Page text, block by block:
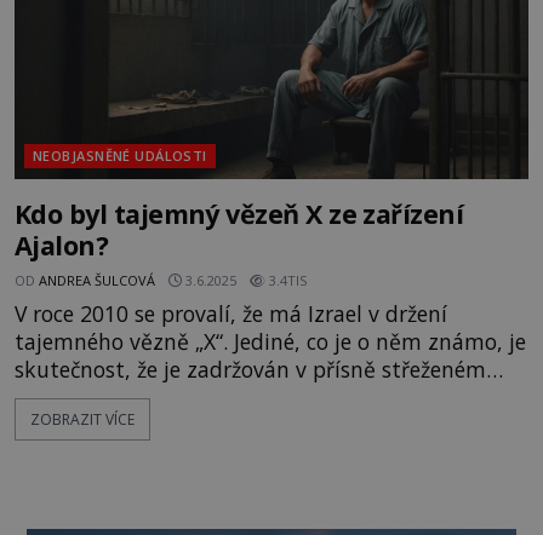
NEOBJASNĚNÉ UDÁLOSTI
Kdo byl tajemný vězeň X ze zařízení
Ajalon?
OD ANDREA ŠULCOVÁ 3.6.2025 3.4TIS
V roce 2010 se provalí, že má Izrael v držení
tajemného vězně „X“. Jediné, co je o něm známo, je
skutečnost, že je zadržován v přísně střeženém
křídle věznice Ajalon ve městě Ramla. Dokonce
údajně sedí na té samé samotce, která byla před
ZOBRAZIT VÍCE